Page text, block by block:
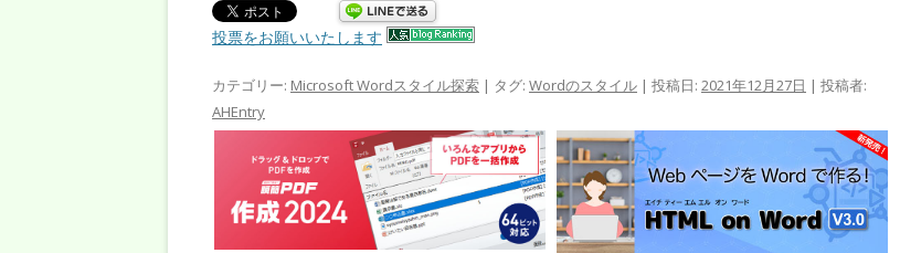
投票をお願いいたします
カテゴリー: Microsoft Wordスタイル探索 | タグ: Wordのスタイル | 投稿日: 2021年12月27日 | 投稿者:
AHEntry